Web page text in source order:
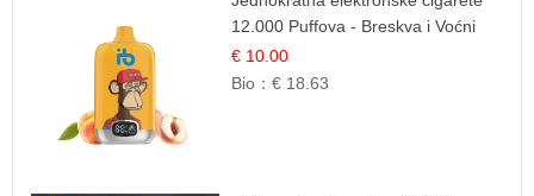
12.000 Puffova - Breskva i Voćni
Sok | Osježavajuća Voćna
Mješavina
€ 10.00
Bio：€ 18.63